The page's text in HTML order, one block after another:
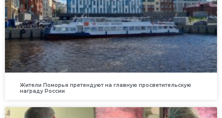
Жители Поморья претендуют на главную просветительскую
награду России